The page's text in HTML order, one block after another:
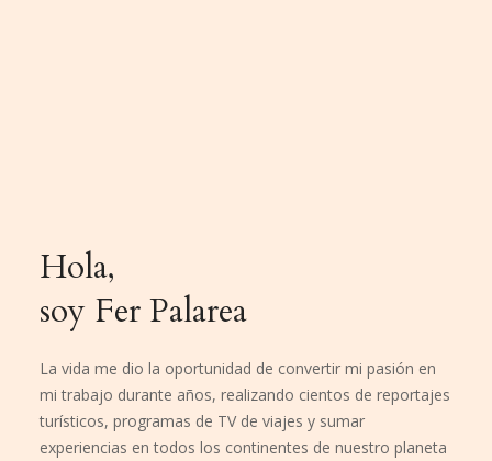
Hola,
soy Fer Palarea
La vida me dio la oportunidad de convertir mi pasión en
mi trabajo durante años, realizando cientos de reportajes
turísticos, programas de TV de viajes y sumar
experiencias en todos los continentes de nuestro planeta